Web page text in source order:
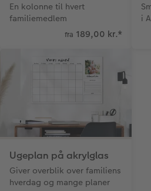
En kolonne til hvert
familiemedlem
fra 189,00 kr.*
i
Ugeplan på akrylglas
Giver overblik over familiens
hverdag og mange planer